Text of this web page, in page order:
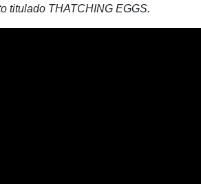
titulado THATCHING EGGS.